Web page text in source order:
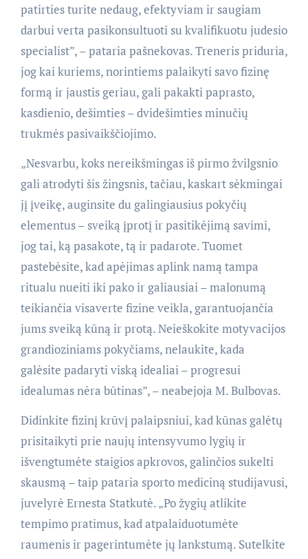
patirties turite nedaug, efektyviam ir saugiam
darbui verta pasikonsultuoti su kvalifikuotu judesio
specialist”, – pataria pašnekovas. Treneris priduria,
jog kai kuriems, norintiems palaikyti savo fizinę
formą ir jaustis geriau, gali pakakti paprasto,
kasdienio, dešimties – dvidešimties minučių
trukmės pasivaikščiojimo.
„Nesvarbu, koks nereikšmingas iš pirmo žvilgsnio
gali atrodyti šis žingsnis, tačiau, kaskart sėkmingai
jį įveikę, auginsite du galingiausius pokyčių
elementus – sveiką įprotį ir pasitikėjimą savimi,
jog tai, ką pasakote, tą ir padarote. Tuomet
pastebėsite, kad apėjimas aplink namą tampa
ritualu nueiti iki pako ir galiausiai – malonumą
teikiančia visaverte fizine veikla, garantuojančia
jums sveiką kūną ir protą. Neieškokite motyvacijos
grandioziniams pokyčiams, nelaukite, kada
galėsite padaryti viską idealiai – progresui
idealumas nėra būtinas”, – neabejoja M. Bulbovas.
Didinkite fizinį krūvį palaipsniui, kad kūnas galėtų
prisitaikyti prie naujų intensyvumo lygių ir
išvengtumėte staigios apkrovos, galinčios sukelti
skausmą – taip pataria sporto mediciną studijavusi,
juvelyrė Ernesta Statkutė. „Po žygių atlikite
tempimo pratimus, kad atpalaiduotumėte
raumenis ir pagerintumėte jų lankstumą. Sutelkite